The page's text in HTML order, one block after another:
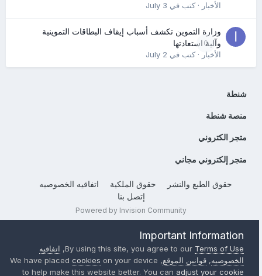
الأخبار· كتب في July 3
0
وزارة التموين تكشف أسباب إيقاف البطاقات التموينية
وآلية استعادتها
الأخبار· كتب في July 2
شنطة
منصة شنطة
متجر الكتروني
متجر إلكتروني مجاني
حقوق الطبع والنشر حقوق الملكية
اتفاقيه الخصوصيه
إتصل بنا
Powered by Invision Community
Important Information
By using this site, you agree to ourTerms of Use
, اتفاقيه
الخصوصيه, قوانين الموقع, We have placed
cookies on your device
to help make this website better. You canadjust your cookie